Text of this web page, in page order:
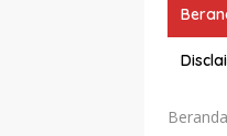
Beranda